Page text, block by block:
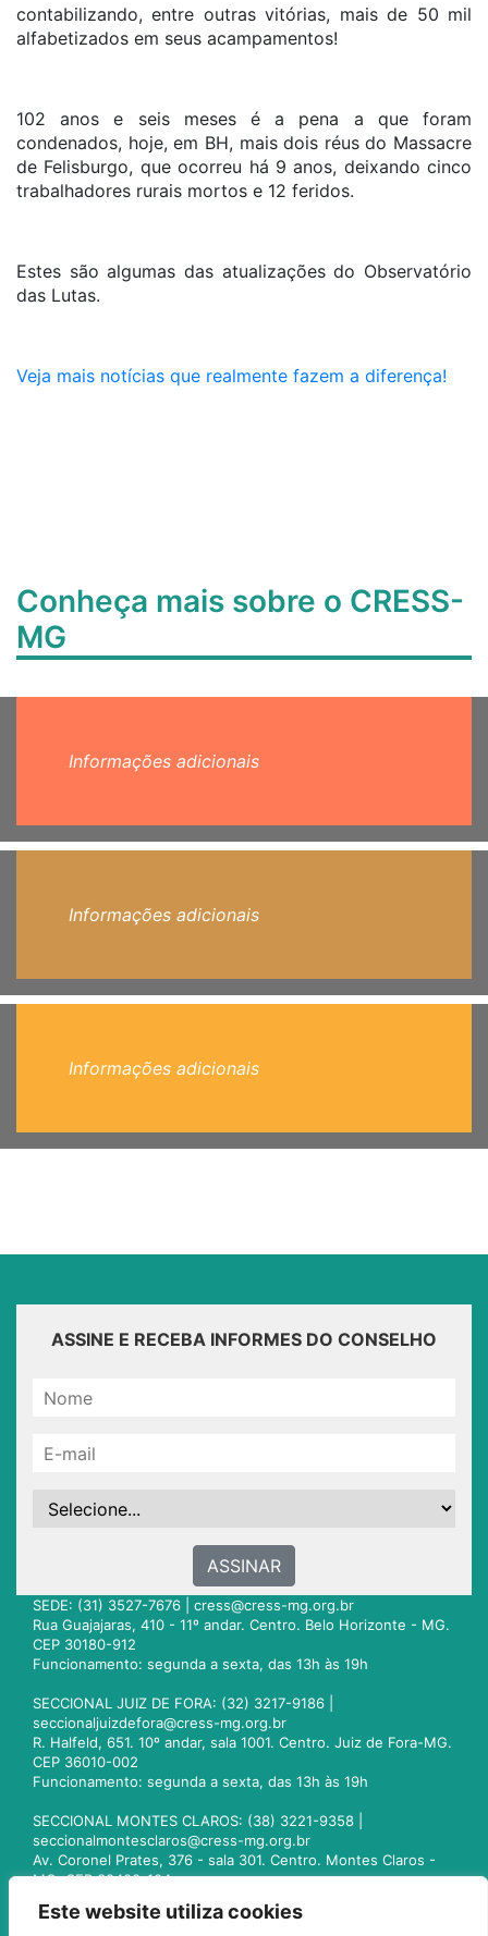
Este website utiliza cookies
contabilizando, entre outras vitórias, mais de 50 mil
alfabetizados em seus acampamentos!
102 anos e seis meses é a pena a que foram
condenados, hoje, em BH, mais dois réus do Massacre
de Felisburgo, que ocorreu há 9 anos, deixando cinco
trabalhadores rurais mortos e 12 feridos.
Estes são algumas das atualizações do Observatório
das Lutas.
Veja mais notícias que realmente fazem a diferença!
Conheça mais sobre o CRESS-
MG
Informações adicionais
Informações adicionais
Informações adicionais
ASSINE E RECEBA INFORMES DO CONSELHO
ASSINAR
SEDE: (31) 3527-7676 | cress@cress-mg.org.br
Rua Guajajaras, 410 - 11º andar. Centro. Belo Horizonte - MG.
CEP 30180-912
Funcionamento: segunda a sexta, das 13h às 19h
SECCIONAL JUIZ DE FORA: (32) 3217-9186 |
seccionaljuizdefora@cress-mg.org.br
R. Halfeld, 651. 10º andar, sala 1001. Centro. Juiz de Fora-MG.
CEP 36010-002
Funcionamento: segunda a sexta, das 13h às 19h
SECCIONAL MONTES CLAROS: (38) 3221-9358 |
seccionalmontesclaros@cress-mg.org.br
Av. Coronel Prates, 376 - sala 301. Centro. Montes Claros -
MG. CEP 39400-104